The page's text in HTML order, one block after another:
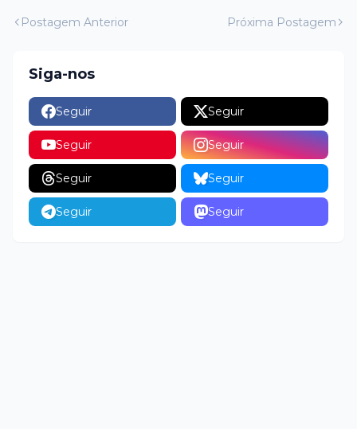
Postagem Anterior Próxima Postagem
Siga-nos
Seguir Seguir
Seguir Seguir
Seguir Seguir
Seguir Seguir